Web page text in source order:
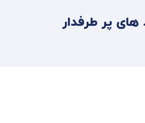
های پر طرفدار